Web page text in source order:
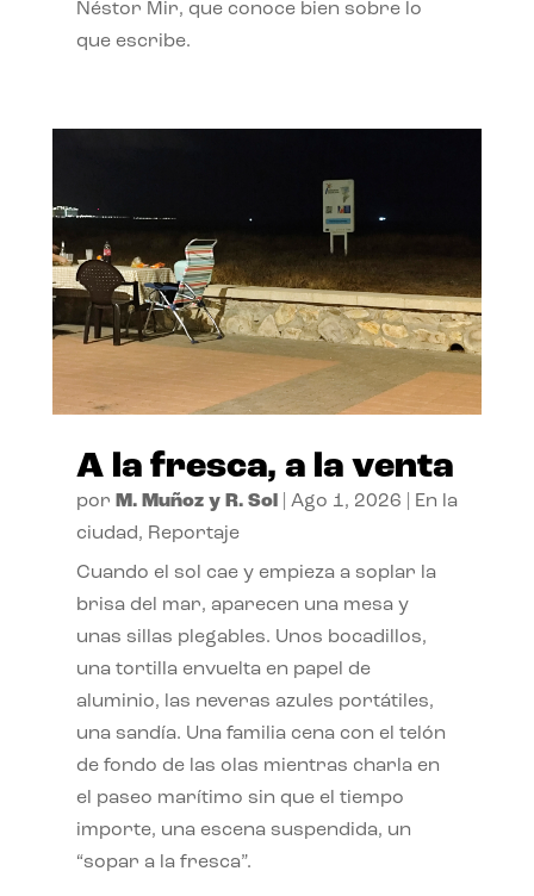
Néstor Mir, que conoce bien sobre lo
que escribe.
A la fresca, a la venta
por M. Muñoz y R. Sol| Ago 1, 2026
En la
ciudad, Reportaje
Cuando el sol cae y empieza a soplar la
brisa del mar, aparecen una mesa y
unas sillas plegables. Unos bocadillos,
una tortilla envuelta en papel de
aluminio, las neveras azules portátiles,
una sandía. Una familia cena con el telón
de fondo de las olas mientras charla en
el paseo marítimo sin que el tiempo
importe, una escena suspendida, un
“sopar a la fresca”.